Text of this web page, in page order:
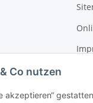
Co nutzen
akzeptieren“